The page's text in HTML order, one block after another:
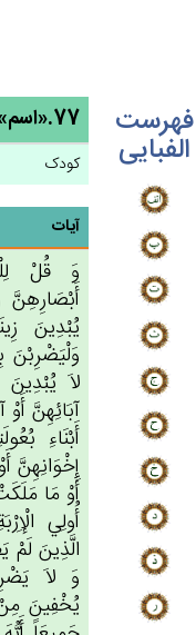
فهرست
الفبایی
77.«اسم» الطِّفْل‌ِ [1] ← طفل
کودک
آیات
وَ قُلْ‌
يُبْدِين‌َ
لاَ يُبْدِين‌َ
آبَائِهِن‌َّ أَوْ
أَبْنَاءِ
إِخْوَانِهِن‌َّ
أَوْ مَا
أُولِي‌
الَّذِين‌َ لَم‌ْ
وَ لاَ
يُخْفِين‌َ مِنْ‌